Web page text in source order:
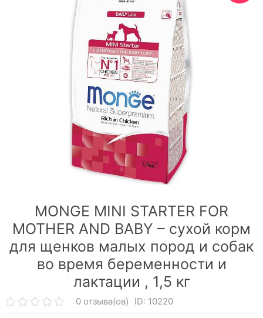
MONGE MINI STARTER FOR
MOTHER AND BABY – сухой корм
для щенков малых пород и собак
во время беременности и
лактации , 1,5 кг
0 отзыва(ов) ID: 10220